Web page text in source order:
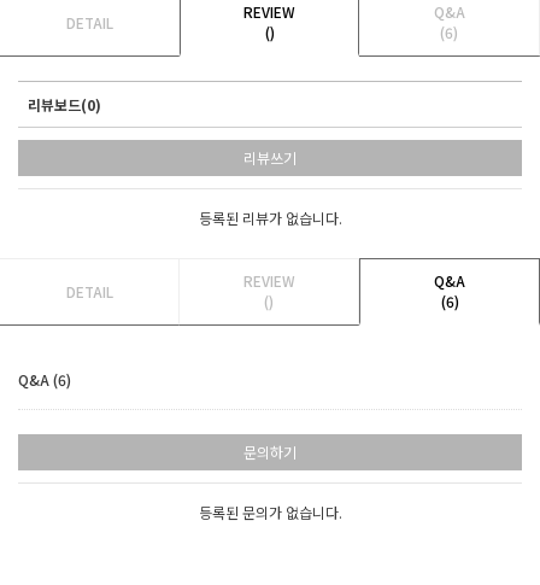
DETAIL
REVIEW
()
Q&A
(6)
리뷰보드(0)
리뷰쓰기
등록된 리뷰가 없습니다.
DETAIL
REVIEW
()
Q&A
(6)
Q&A (6)
문의하기
등록된 문의가 없습니다.